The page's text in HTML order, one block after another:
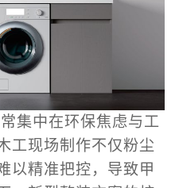
集中在环保焦虑与工
工现场制作不仅粉尘
以精准把控，导致甲